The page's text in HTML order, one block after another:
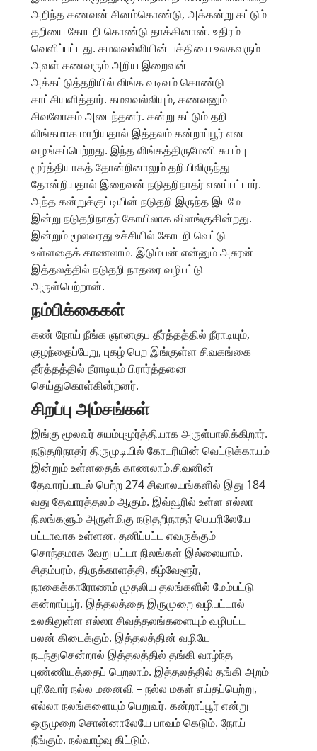
அறிந்த கணவன் சினம்கொண்டு, அக்கன்று கட்டும்
தறியை கோடறி கொண்டு தாக்கினான். உதிரம்
வெளிப்பட்டது. கமலவல்லியின் பக்தியை உலகவரும்
அவள் கணவரும் அறிய இறைவன்
அக்கட்டுத்தறியில் லிங்க வடிவம் கொண்டு
காட்சியளித்தார். கமலவல்லியும், கணவனும்
சிவலோகம் அடைந்தனர். கன்று கட்டும் தறி
லிங்கமாக மாறியதால் இத்தலம் கன்றாப்பூர் என
வழங்கப்பெற்றது. இந்த லிங்கத்திருமேனி சுயம்பு
மூர்த்தியாகத் தோன்றினாலும் தறியிலிருந்து
தோன்றியதால் இறைவன் நடுதறிநாதர் எனப்பட்டார்.
அந்த கன்றுக்குட்டியின் நடுதறி இருந்த இடமே
இன்று நடுதறிநாதர் கோயிலாக விளங்குகின்றது.
இன்றும் மூலவரது உச்சியில் கோடறி வெட்டு
உள்ளதைக் காணலாம். இடும்பன் என்னும் அசுரன்
இத்தலத்தில் நடுதறி நாதரை வழிபட்டு
அருள்பெற்றான்.
நம்பிக்கைகள்
கண் நோய் நீங்க ஞானகுப தீர்த்தத்தில் நீராடியும்,
குழந்தைப்பேறு, புகழ் பெற இங்குள்ள சிவகங்கை
தீர்த்தத்தில் நீராடியும் பிரார்த்தனை
செய்துகொள்கின்றனர்.
சிறப்பு அம்சங்கள்
இங்கு மூலவர் சுயம்புமூர்த்தியாக அருள்பாலிக்கிறார்.
நடுதறிநாதர் திருமுடியில் கோடரியின் வெட்டுக்காயம்
இன்றும் உள்ளதைக் காணலாம்.சிவனின்
தேவாரப்பாடல் பெற்ற 274 சிவாலயங்களில் இது 184
வது தேவாரத்தலம் ஆகும். இவ்வூரில் உள்ள எல்லா
நிலங்களும் அருள்மிகு நடுதறிநாதர் பெயரிலேயே
பட்டாவாக உள்ளன. தனிப்பட்ட எவருக்கும்
சொந்தமாக வேறு பட்டா நிலங்கள் இல்லையாம்.
சிதம்பரம், திருக்காளத்தி, கீழ்வேளூர்,
நாகைக்காரோணம் முதலிய தலங்களில் மேம்பட்டு
கன்றாப்பூர். இத்தலத்தை இருமுறை வழிபட்டால்
உலகிலுள்ள எல்லா சிவத்தலங்களையும் வழிபட்ட
பலன் கிடைக்கும். இத்தலத்தின் வழியே
நடந்துசென்றால் இத்தலத்தில் தங்கி வாழ்ந்த
புண்ணியத்தைப் பெறலாம். இத்தலத்தில் தங்கி அறம்
புரிவோர் நல்ல மனைவி – நல்ல மகள் எய்தப்பெற்று,
எல்லா நலங்களையும் பெறுவர். கன்றாப்பூர் என்று
ஒருமுறை சொன்னாலேயே பாவம் கெடும். நோய்
நீங்கும். நல்வாழ்வு கிட்டும்.